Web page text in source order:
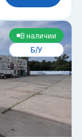
В наличии
Б/У